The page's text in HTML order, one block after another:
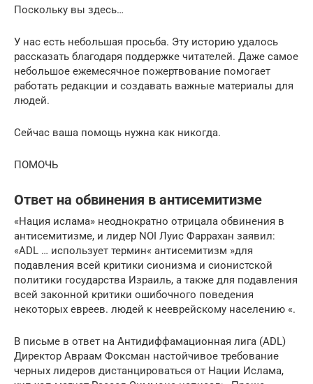
Поскольку вы здесь…
У нас есть небольшая просьба. Эту историю удалось
рассказать благодаря поддержке читателей. Даже самое
небольшое ежемесячное пожертвование помогает
работать редакции и создавать важные материалы для
людей.
Сейчас ваша помощь нужна как никогда.
ПОМОЧЬ
Ответ на обвинения в антисемитизме
«Нация ислама» неоднократно отрицала обвинения в
антисемитизме, и лидер NOI Луис Фаррахан заявил:
«ADL … использует термин« антисемитизм »для
подавления всей критики сионизма и сионистской
политики государства Израиль, а также для подавления
всей законной критики ошибочного поведения
некоторых евреев. людей к нееврейскому населению «.
В письме в ответ на Антидиффамационная лига (ADL)
Директор Авраам Фоксман настойчивое требование
черных лидеров дистанцироваться от Нации Ислама,